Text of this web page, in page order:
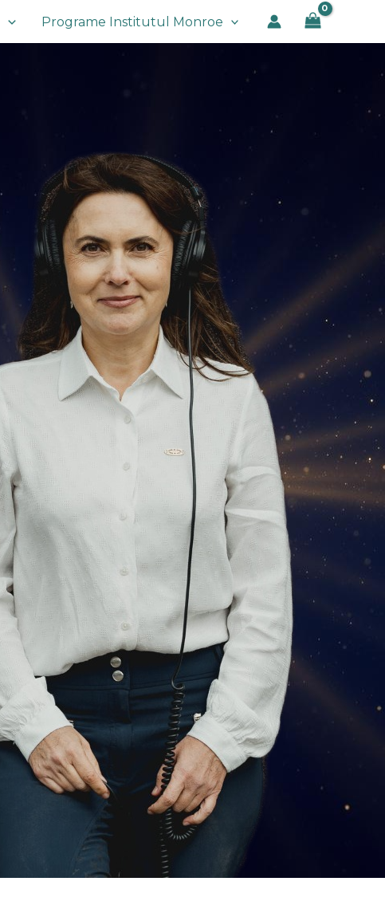
Programe Institutul Monroe